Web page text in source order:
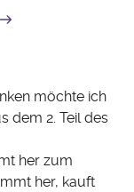
möchte ich
dem 2. Teil des
her zum
her, kauft